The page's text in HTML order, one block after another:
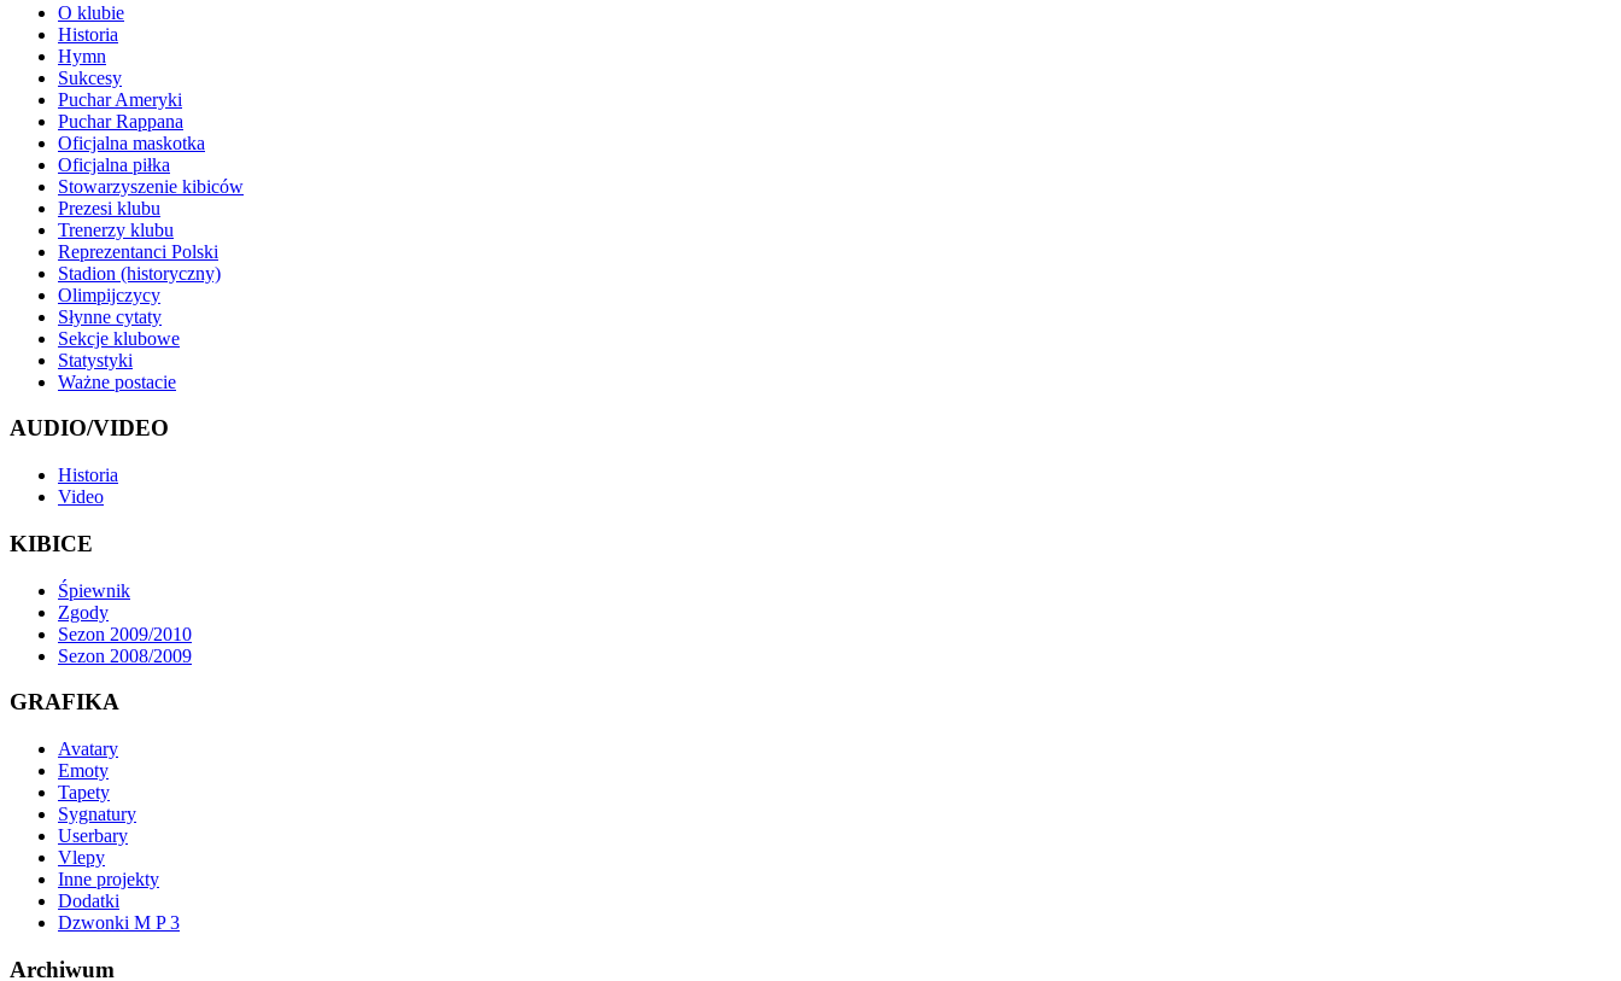
O klubie
Historia
Hymn
Sukcesy
Puchar Ameryki
Puchar Rappana
Oficjalna maskotka
Oficjalna piłka
Stowarzyszenie kibiców
Prezesi klubu
Trenerzy klubu
Reprezentanci Polski
Stadion (historyczny)
Olimpijczycy
Słynne cytaty
Sekcje klubowe
Statystyki
Ważne postacie
AUDIO/VIDEO
Historia
Video
KIBICE
Śpiewnik
Zgody
Sezon 2009/2010
Sezon 2008/2009
GRAFIKA
Avatary
Emoty
Tapety
Sygnatury
Userbary
Vlepy
Inne projekty
Dodatki
Dzwonki M P 3
Archiwum